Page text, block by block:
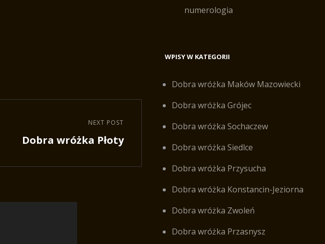
NEXT POST
Dobra wróżka Płoty
numerologia
WPISY W KATEGORII
Dobra wróżka Maków Mazowiecki
Dobra wróżka Grójec
Dobra wróżka Sochaczew
Dobra wróżka Siedlce
Dobra wróżka Przysucha
Dobra wróżka Konstancin-Jeziorna
Dobra wróżka Zwoleń
Dobra wróżka Przasnysz